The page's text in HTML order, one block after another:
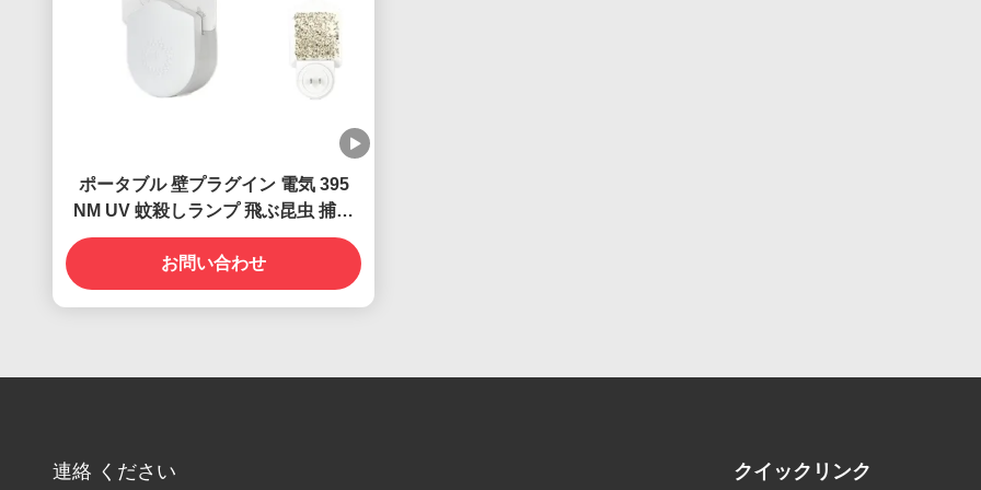
ポータブル 壁プラグイン 電気 395
NM UV 蚊殺しランプ 飛ぶ昆虫 捕獲
殺し
お問い合わせ
連絡 ください クイックリンク